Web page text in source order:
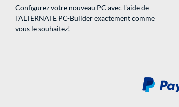
Configurez votre nouveau PC avec l'aide de
l'ALTERNATE PC-Builder exactement comme
vous le souhaitez!